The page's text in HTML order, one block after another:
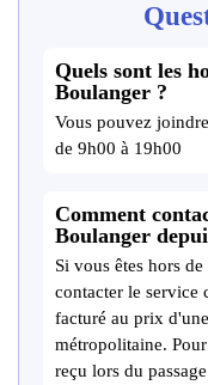
Quels sont les
Boulanger ?
Vous pouvez
de 9h00 à 19h00
Comment
Boulanger
Si vous êtes hors
contacter le service
facturé au prix
métropolitaine.
reçu lors du